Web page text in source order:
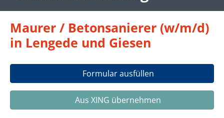
Maurer / Betonsanierer (w/m/d)
in Lengede und Giesen
Formular ausfüllen
Aus XING übernehmen